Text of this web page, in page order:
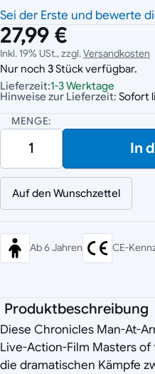
Sei der Erste und bewerte
27,99 €
Inkl. 19% USt., zzgl.Versandkosten
Nur noch 3Stück verfügbar.
Lieferzeit:1-3 Werktage
Hinweise zur Lieferzeit: Sofort
MENGE:
In
Auf den Wunschzettel
Ab 6 Jahren CE-
Produktbeschreibung
Diese Chronicles Man-At-
Live-Action-Film Masters
die dramatischen Kämpfe